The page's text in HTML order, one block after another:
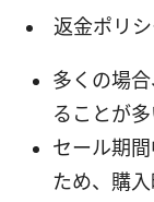
返金ポリ
多くの場
ることが
セール期
ため、購